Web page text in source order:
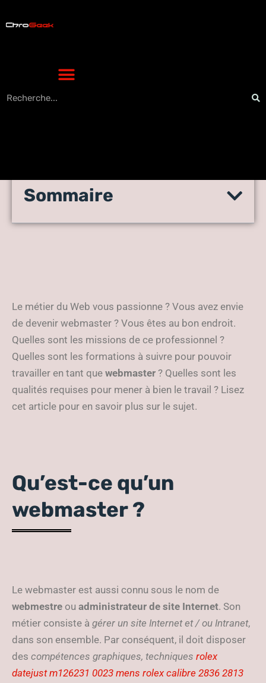
webmaster?
Sommaire
Le métier du Web vous passionne ? Vous avez envie
de devenir webmaster ? Vous êtes au bon endroit.
Quelles sont les missions de ce professionnel ?
Quelles sont les formations à suivre pour pouvoir
travailler en tant que webmaster ? Quelles sont les
qualités requises pour mener à bien le travail ? Lisez
cet article pour en savoir plus sur le sujet.
Qu’est-ce qu’un
webmaster ?
Le webmaster est aussi connu sous le nom de
webmestre ou administrateur de site Internet. Son
métier consiste à gérer un site Internet et / ou Intranet,
dans son ensemble. Par conséquent, il doit disposer
des compétences graphiques, techniques rolex
datejust m126231 0023 mens rolex calibre 2836 2813